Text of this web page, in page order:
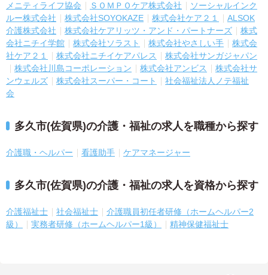
メニティライフ協会
ＳＯＭＰＯケア株式会社
ソーシャルインク
ルー株式会社
株式会社SOYOKAZE 株式会社ケア２１
ALSOK
介護株式会社
株式会社ケアリッツ・アンド・パートナーズ
株式
会社ニチイ学館
株式会社ソラスト 株式会社やさしい手
株式会
社ケア２１
株式会社ニチイケアパレス
株式会社サンガジャパン
株式会社川島コーポレーション
株式会社アンビス
株式会社サ
ンウェルズ
株式会社スーパー・コート
社会福祉法人ノテ福祉
会
多久市(佐賀県)の介護・福祉の求人を職種から探す
介護職・ヘルパー 看護助手 ケアマネージャー
多久市(佐賀県)の介護・福祉の求人を資格から探す
介護福祉士 社会福祉士
介護職員初任者研修（ホームヘルパー2
級）
実務者研修（ホームヘルパー1級） 精神保健福祉士